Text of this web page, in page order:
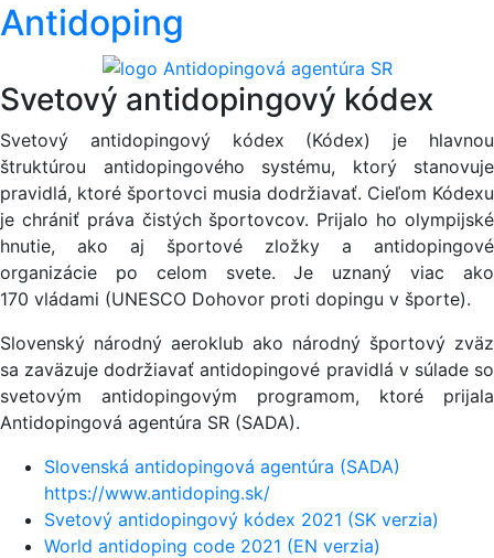
Antidoping
Svetový antidopingový kódex
Svetový antidopingový kódex (Kódex) je hlavnou
štruktúrou antidopingového systému, ktorý stanovuje
pravidlá, ktoré športovci musia dodržiavať. Cieľom Kódexu
je chrániť práva čistých športovcov. Prijalo ho olympijské
hnutie, ako aj športové zložky a antidopingové
organizácie po celom svete. Je uznaný viac ako
170 vládami (UNESCO Dohovor proti dopingu v športe).
Slovenský národný aeroklub ako národný športový zväz
sa zaväzuje dodržiavať antidopingové pravidlá v súlade so
svetovým antidopingovým programom, ktoré prijala
Antidopingová agentúra SR (SADA).
Slovenská antidopingová agentúra (SADA)
https://www.antidoping.sk/
Svetový antidopingový kódex 2021 (SK verzia)
World antidoping code 2021 (EN verzia)